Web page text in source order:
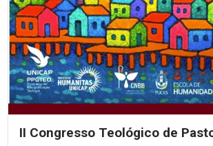
II Congresso Teológico de